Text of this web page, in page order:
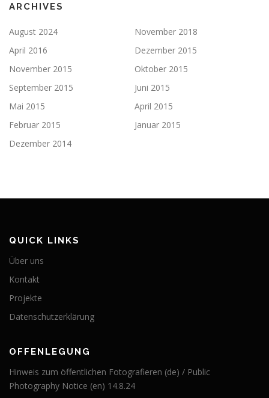
ARCHIVES
August 2024
November 2018
April 2016
Dezember 2015
November 2015
Oktober 2015
September 2015
Juni 2015
Mai 2015
April 2015
Februar 2015
Januar 2015
Dezember 2014
QUICK LINKS
Über uns
Kontakt
Projekte
Datenschutzerklärung
OFFENLEGUNG
Hinweis zum öffentlichen Fotografieren (de) / Public
Photography Notice (en) 14.8.24